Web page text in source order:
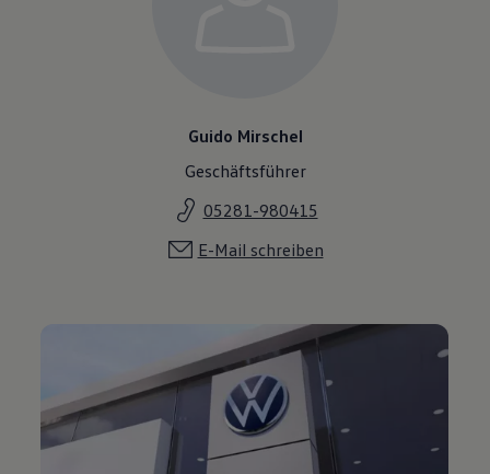
Guido Mirschel
Geschäftsführer
05281-980415
E-Mail schreiben